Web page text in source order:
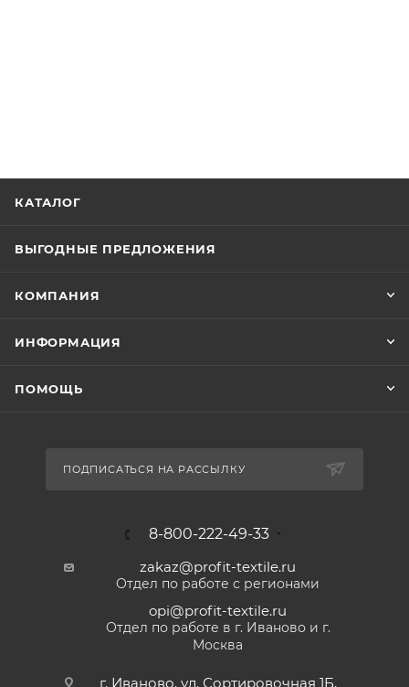
КАТАЛОГ
ВЫГОДНЫЕ ПРЕДЛОЖЕНИЯ
КОМПАНИЯ
ИНФОРМАЦИЯ
ПОМОЩЬ
ПОДПИСАТЬСЯ НА РАССЫЛКУ
8-800-222-49-33
zakaz@profit-textile.ru
Отдел по работе с регионами
opi@profit-textile.ru
Отдел по работе в г. Иваново и г.
Москва
г. Иваново, ул. Сортировочная 1Б,